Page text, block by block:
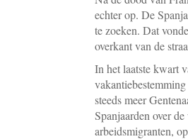
echter op. De
te zoeken. Dat
overkant van de
In het laatste kwart
steeds meer
Spanjaarden over
arbeidsmigranten,